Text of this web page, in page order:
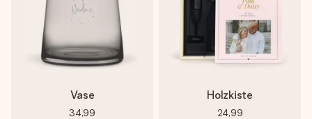
Vase
34,99
Holzkiste
24,99